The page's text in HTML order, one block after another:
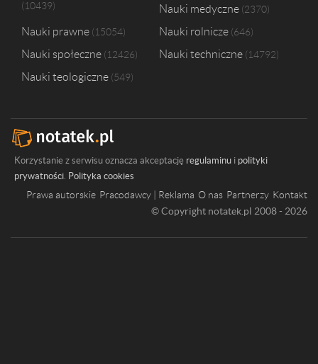
10439 Nauki medyczne 2370
Nauki prawne 15054 Nauki rolnicze 646
Nauki społeczne 12426 Nauki techniczne 14792
Nauki teologiczne 549
Korzystanie z serwisu oznacza akceptację regulaminu i polityki
prywatności. Polityka cookies
Prawa autorskie Pracodawcy | Reklama O nas Partnerzy Kontakt
© Copyright notatek.pl 2008 - 2026